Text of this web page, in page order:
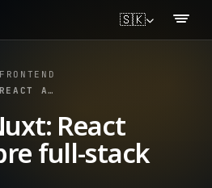
🇸🇰
FRONTEND
FRONTEND?
React
full-stack